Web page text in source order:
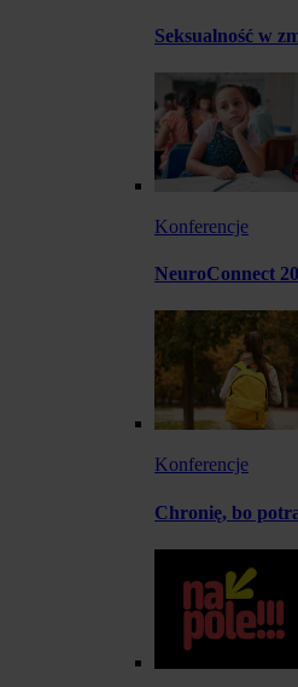
Seksualność w
Konferencje
NeuroConnect
Konferencje
Chronię, bo